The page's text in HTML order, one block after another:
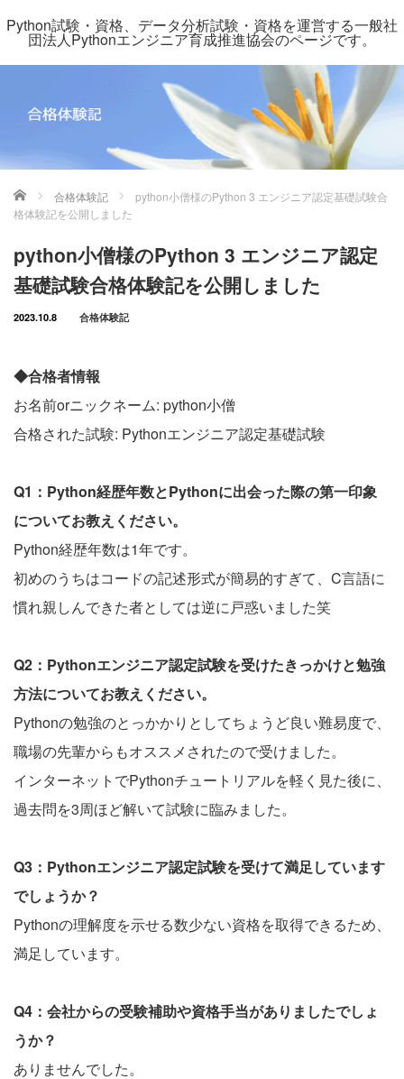
Python試験・資格、データ分析試験・資格を運営する一般社
団法人Pythonエンジニア育成推進協会のページです。
ホーム 合格体験記
python小僧様のPython 3 エンジニア認定基礎試験合
格体験記を公開しました
python小僧様のPython 3 エンジニア認定
基礎試験合格体験記を公開しました
2023.10.8 合格体験記
◆合格者情報
お名前orニックネーム: python小僧
合格された試験: Pythonエンジニア認定基礎試験
Q1：Python経歴年数とPythonに出会った際の第一印象
についてお教えください。
Python経歴年数は1年です。
初めのうちはコードの記述形式が簡易的すぎて、C言語に
慣れ親しんできた者としては逆に戸惑いました笑
Q2：Pythonエンジニア認定試験を受けたきっかけと勉強
方法についてお教えください。
Pythonの勉強のとっかかりとしてちょうど良い難易度で、
職場の先輩からもオススメされたので受けました。
インターネットでPythonチュートリアルを軽く見た後に、
過去問を3周ほど解いて試験に臨みました。
Q3：Pythonエンジニア認定試験を受けて満足しています
でしょうか？
Pythonの理解度を示せる数少ない資格を取得できるため、
満足しています。
Q4：会社からの受験補助や資格手当がありましたでしょ
うか？
ありませんでした。